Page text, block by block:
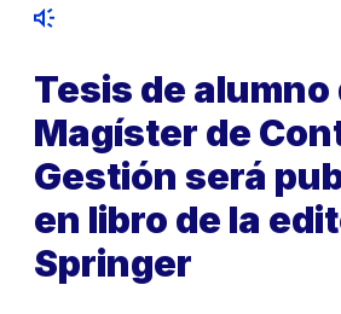
Tesis de alumno
Magíster de
Gestión será
en libro de la
Springer